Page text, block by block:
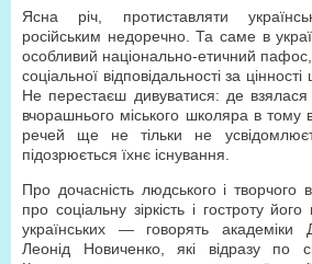
Ясна річ, протиставляти
російським недоречно. Та саме в
особливий національно-етичний
соціальної відповідальності за цінності
Не перестаєш дивуватися: де взялася
вчорашнього міського школяра в тому
речей ще не тільки не
підозрюється їхнє існування.
Про дочасність людського і творчого
про соціальну зіркість і гостроту
українських — говорять академіки
Леонід Новиченко, які відразу по